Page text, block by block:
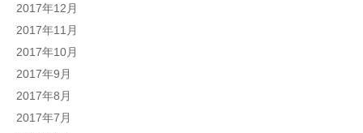
2017年12月
2017年11月
2017年10月
2017年9月
2017年8月
2017年7月